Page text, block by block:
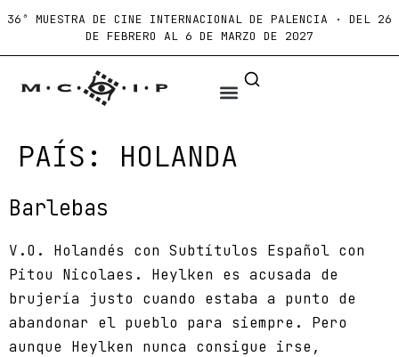
36ª MUESTRA DE CINE INTERNACIONAL DE PALENCIA · DEL 26
DE FEBRERO AL 6 DE MARZO DE 2027
PAÍS: HOLANDA
Barlebas
V.O. Holandés con Subtítulos Español con
Pitou Nicolaes. Heylken es acusada de
brujería justo cuando estaba a punto de
abandonar el pueblo para siempre. Pero
aunque Heylken nunca consigue irse,